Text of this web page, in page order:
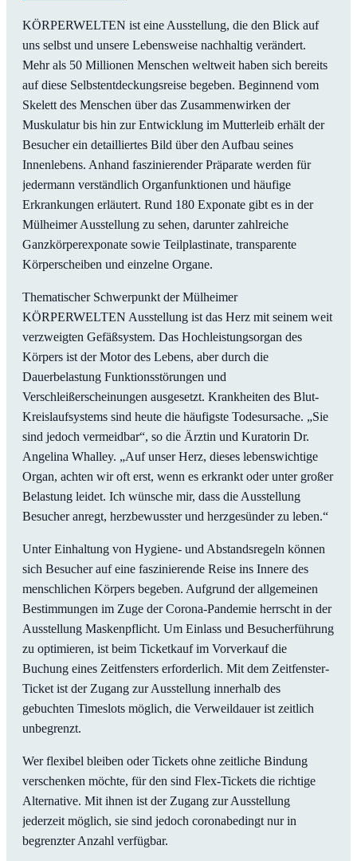
KÖRPERWELTEN ist eine Ausstellung, die den Blick auf
uns selbst und unsere Lebensweise nachhaltig verändert.
Mehr als 50 Millionen Menschen weltweit haben sich bereits
auf diese Selbstentdeckungsreise begeben. Beginnend vom
Skelett des Menschen über das Zusammenwirken der
Muskulatur bis hin zur Entwicklung im Mutterleib erhält der
Besucher ein detailliertes Bild über den Aufbau seines
Innenlebens. Anhand faszinierender Präparate werden für
jedermann verständlich Organfunktionen und häufige
Erkrankungen erläutert. Rund 180 Exponate gibt es in der
Mülheimer Ausstellung zu sehen, darunter zahlreiche
Ganzkörperexponate sowie Teilplastinate, transparente
Körperscheiben und einzelne Organe.
Thematischer Schwerpunkt der Mülheimer
KÖRPERWELTEN Ausstellung ist das Herz mit seinem weit
verzweigten Gefäßsystem. Das Hochleistungsorgan des
Körpers ist der Motor des Lebens, aber durch die
Dauerbelastung Funktionsstörungen und
Verschleißerscheinungen ausgesetzt. Krankheiten des Blut-
Kreislaufsystems sind heute die häufigste Todesursache. „Sie
sind jedoch vermeidbar“, so die Ärztin und Kuratorin Dr.
Angelina Whalley. „Auf unser Herz, dieses lebenswichtige
Organ, achten wir oft erst, wenn es erkrankt oder unter großer
Belastung leidet. Ich wünsche mir, dass die Ausstellung
Besucher anregt, herzbewusster und herzgesünder zu leben.“
Unter Einhaltung von Hygiene- und Abstandsregeln können
sich Besucher auf eine faszinierende Reise ins Innere des
menschlichen Körpers begeben. Aufgrund der allgemeinen
Bestimmungen im Zuge der Corona-Pandemie herrscht in der
Ausstellung Maskenpflicht. Um Einlass und Besucherführung
zu optimieren, ist beim Ticketkauf im Vorverkauf die
Buchung eines Zeitfensters erforderlich. Mit dem Zeitfenster-
Ticket ist der Zugang zur Ausstellung innerhalb des
gebuchten Timeslots möglich, die Verweildauer ist zeitlich
unbegrenzt.
Wer flexibel bleiben oder Tickets ohne zeitliche Bindung
verschenken möchte, für den sind Flex-Tickets die richtige
Alternative. Mit ihnen ist der Zugang zur Ausstellung
jederzeit möglich, sie sind jedoch coronabedingt nur in
begrenzter Anzahl verfügbar.